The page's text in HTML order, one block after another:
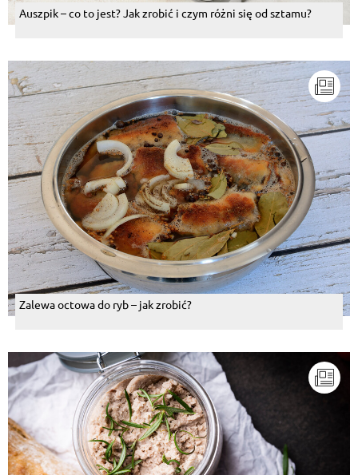
Auszpik – co to jest? Jak zrobić i czym różni się od sztamu?
Zalewa octowa do ryb – jak zrobić?